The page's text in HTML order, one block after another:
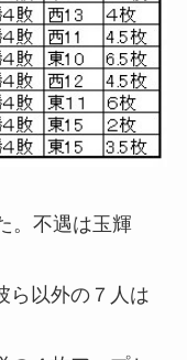
。不遇は玉輝
ら以外の７人は